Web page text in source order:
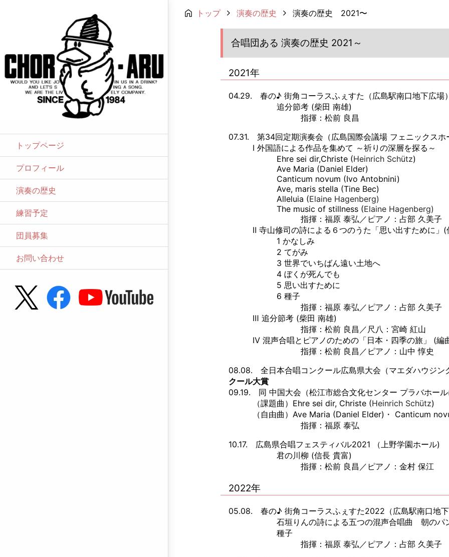
トップ 演奏の歴史 演奏の歴史 2021〜
合唱団ある 演奏の歴史 2021～
2021年
04.29. 春の♪ 街角コーラスふぇすた（広島駅南口地下広場）
追分節考 (柴田 南雄)
指揮：松前 良昌
07.31. 第34回定期演奏会（広島国際会議場 フェニックスホ
Ⅰ 外国語による作品を集めて ～祈りの深層を探る～
Ehre sei dir,Christe (Heinrich Schütz)
Ave Maria (Daniel Elder)
Canticum novum (Ivo Antobnini)
Ave, maris stella (Tine Bec)
Alleluia (Elaine Hagenberg)
The music of stillness (Elaine Hagenberg)
指揮：福原 泰弘／ピアノ：占部 久美子
Ⅱ 寺山修司の詩による６つのうた「思い出すために」(
1 かなしみ
2 てがみ
3 世界でいちばん遠い土地へ
4 ぼくが死んでも
5 思い出すために
6 種子
指揮：福原 泰弘／ピアノ：占部 久美子
Ⅲ 追分節考 (柴田 南雄)
指揮：松前 良昌／尺八：宮崎 紅山
Ⅳ 混声合唱とピアノのための「日本・四季の旅」 (編
指揮：松前 良昌／ピアノ：山中 惇史
08.08. 全日本合唱コンクール広島県大会（マエダハウジン
クール大賞
09.19. 同 中国大会（松江市総合文化センター プラバホール
（課題曲）Ehre sei dir, Christe (Heinrich Schütz)
（自由曲）Ave Maria (Daniel Elder)・ Canticum
指揮：福原 泰弘
10.17. 広島県合唱フェスティバル2021 （上野学園ホール)
君の川柳 (信長 貴富)
指揮：松前 良昌／ピアノ：金村 保江
2022年
05.08. 春の♪ 街角コーラスふぇすた2022（広島駅南口地下
石垣りんの詩による五つの混声合唱曲 朝
種子
指揮：福原 泰弘／ピアノ：占部 久美子
トップページ
プロフィール
演奏の歴史
練習予定
団員募集
お問い合わせ